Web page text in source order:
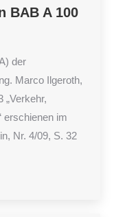
BAB A 100
der
Marco Ilgeroth,
„Verkehr,
erschienen im
Nr. 4/09, S. 32